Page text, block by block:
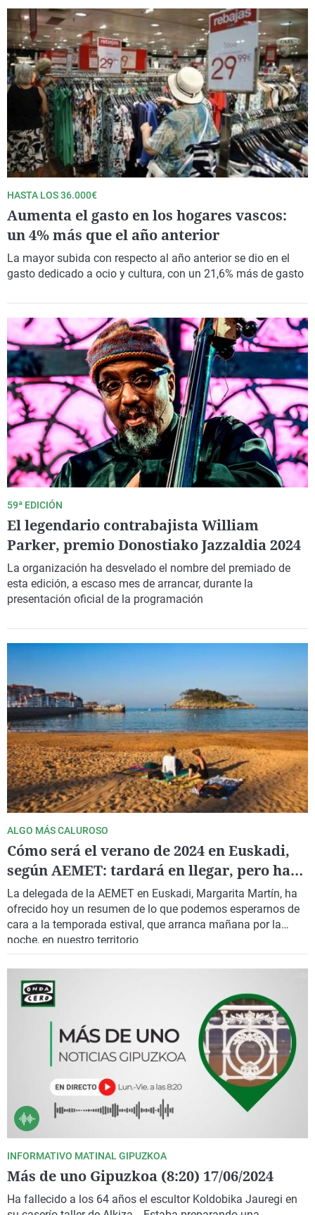
HASTA LOS 36.000€
Aumenta el gasto en los hogares vascos:
un 4% más que el año anterior
La mayor subida con respecto al año anterior se dio en el
gasto dedicado a ocio y cultura, con un 21,6% más de gasto
59ª EDICIÓN
El legendario contrabajista William
Parker, premio Donostiako Jazzaldia 2024
La organización ha desvelado el nombre del premiado de
esta edición, a escaso mes de arrancar, durante la
presentación oficial de la programación
ALGO MÁS CALUROSO
Cómo será el verano de 2024 en Euskadi,
según AEMET: tardará en llegar, pero hará
un poco más de calor
La delegada de la AEMET en Euskadi, Margarita Martín, ha
ofrecido hoy un resumen de lo que podemos esperarnos de
cara a la temporada estival, que arranca mañana por la
noche, en nuestro territorio
INFORMATIVO MATINAL GIPUZKOA
Más de uno Gipuzkoa (8:20) 17/06/2024
Ha fallecido a los 64 años el escultor Koldobika Jauregi en